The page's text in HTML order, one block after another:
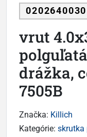
0202640030
vrut
drážka,
7505B
Značka: Killich
Kategórie: skrutka